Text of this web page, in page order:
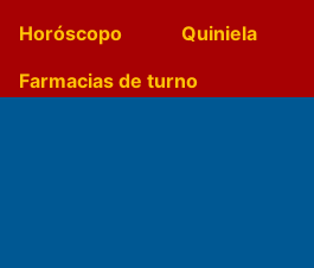
Horóscopo
Quiniela
Farmacias de turno